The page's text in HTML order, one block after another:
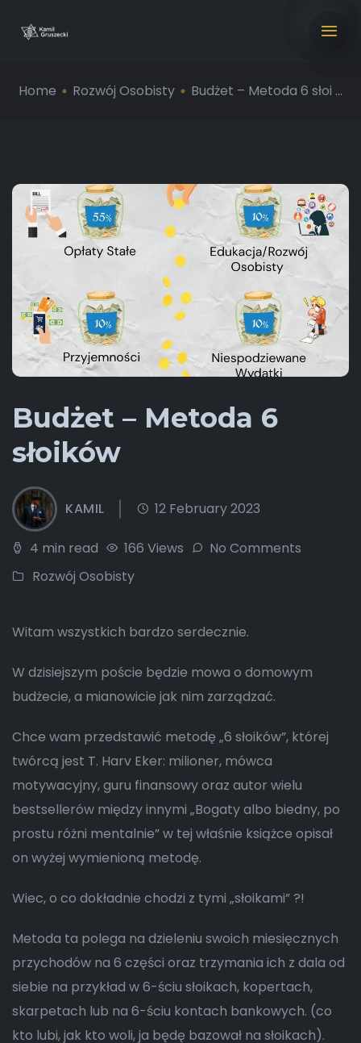
Home Rozwój Osobisty Budżet – Metoda 6 słoi ...
Budżet – Metoda 6
słoików
KAMIL 12 February 2023
4 min read 166 Views
No Comments
Rozwój Osobisty
Witam wszystkich bardzo serdecznie.
W dzisiejszym poście będzie mowa o domowym
budżecie, a mianowicie jak nim zarządzać.
Chce wam przedstawić metodę „6 słoików”, której
twórcą jest T. Harv Eker: milioner, mówca
motywacyjny, guru finansowy oraz autor wielu
bestsellerów między innymi „Bogaty albo biedny, po
prostu różni mentalnie” w tej właśnie książce opisał
on wyżej wymienioną metodę.
Wiec, o co dokładnie chodzi z tymi „słoikami” ?!
Metoda ta polega na dzieleniu swoich miesięcznych
przychodów na 6 części oraz trzymania ich z dala od
siebie na przykład w 6-ściu słoikach, kopertach,
skarpetach lub na 6-ściu kontach bankowych. (co
kto lubi, jak kto woli, ja będę bazował na słoikach).